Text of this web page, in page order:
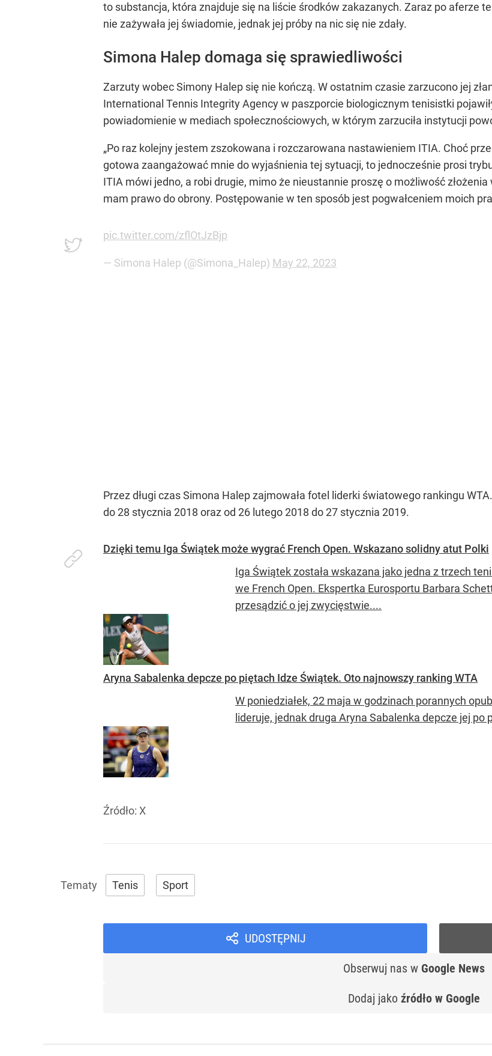
to substancja, która znajduje się na liście środków zakazanych. Zaraz po aferze
nie zażywała jej świadomie, jednak jej próby na nic się nie zdały.
Simona Halep domaga się sprawiedliwości
Zarzuty wobec Simony Halep się nie kończą. W ostatnim czasie zarzucono jej
International Tennis Integrity Agency w paszporcie biologicznym tenisistki
powiadomienie w mediach społecznościowych, w którym zarzuciła instytucji
„Po raz kolejny jestem zszokowana i rozczarowana nastawieniem ITIA. Choć
gotowa zaangażować mnie do wyjaśnienia tej sytuacji, to jednocześnie prosi
ITIA mówi jedno, a robi drugie, mimo że nieustannie proszę o możliwość
mam prawo do obrony. Postępowanie w ten sposób jest pogwałceniem moich
pic.twitter.com/zflOtJzBjp
— Simona Halep (@Simona_Halep) May 22, 2023
Przez długi czas Simona Halep zajmowała fotel liderki światowego rankingu
do 28 stycznia 2018 oraz od 26 lutego 2018 do 27 stycznia 2019.
Dzięki temu Iga Świątek może wygrać French Open. Wskazano solidny atut Polki
Iga Świątek została wskazana jako jedna z trzech
we French Open. Ekspertka Eurosportu Barbara
przesądzić o jej zwycięstwie....
Aryna Sabalenka depcze po piętach Idze Świątek. Oto najnowszy ranking WTA
W poniedziałek, 22 maja w godzinach porannych
lideruje, jednak druga Aryna Sabalenka depcze jej
Źródło: X
Tenis Sport
UDOSTĘPNIJ
Obserwuj nas w Google News
Dodaj jako źródło w Google